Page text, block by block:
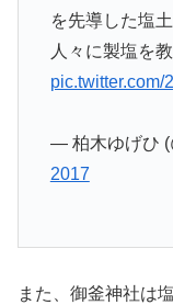
を先導した塩
人々に製塩を
pic.twitter.com/
— 柏木ゆげひ
2017
また、御釜神社は